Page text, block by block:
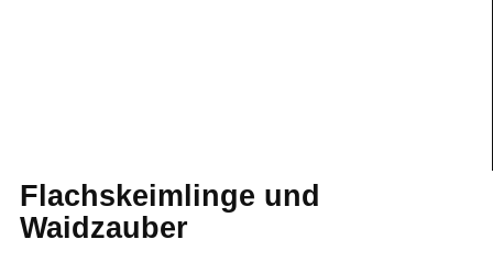
Flachskeimlinge und
Waidzauber